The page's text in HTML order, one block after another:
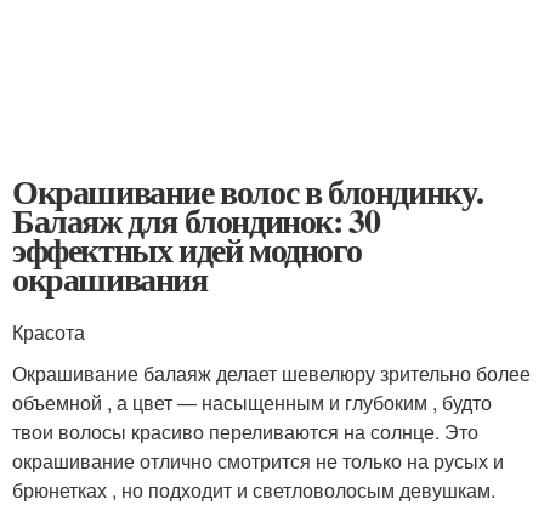
Окрашивание волос в блондинку.
Балаяж для блондинок: 30
эффектных идей модного
окрашивания
Красота
Окрашивание балаяж делает шевелюру зрительно более
объемной , а цвет — насыщенным и глубоким , будто
твои волосы красиво переливаются на солнце. Это
окрашивание отлично смотрится не только на русых и
брюнетках , но подходит и светловолосым девушкам.